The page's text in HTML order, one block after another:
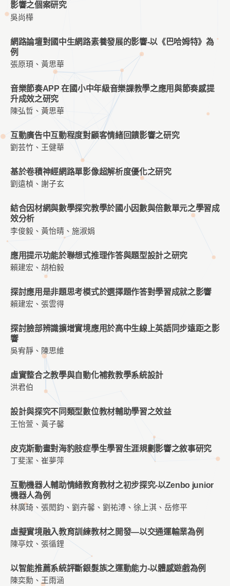
影響之個案研究
吳尚樺
網路論壇對國中生網路素養發展的影響-以《巴哈姆特》為
例
張原頊、黃思華
音樂節奏APP 在國小中年級音樂課教學之應用與節奏感提
升成效之研究
陳弘哲、黃思華
互動廣告中互動程度對顧客情緒回饋影響之研究
劉芸竹、王健華
基於卷積神經網路單影像超解析度優化之研究
劉遠楨、謝子玄
結合因材網與數學探究教學於國小因數與倍數單元之學習成
效分析
李俊毅、黃怡晴、施淑娟
應用提示功能於聯想式推理作答與題型設計之研究
賴建宏、胡柏毅
探討應用是非題思考模式於選擇題作答對學習成就之影響
賴建宏、張雲得
探討臉部辨識擴增實境應用於高中生線上英語同步遠距之影
響
吳宥靜、陳思維
虛實整合之教學與自動化補救教學系統設計
洪君伯
設計與探究不同類型數位教材輔助學習之效益
王怡萱、黃子馨
皮克斯動畫對海豹肢症學生學習生涯規劃影響之敘事研究
丁斐潔、崔夢萍
互動機器人輔助情緒教育教材之初步探究-以Zenbo junior
機器人為例
林廣琦、張閎鈞、劉卉馨、劉祐溥、徐上淇、岳修平
虛擬實境融入教育訓練教材之開發—以交通運輸業為例
陳亭妏、張循鋰
以智能推薦系統評斷銀髮族之運動能力-以體感遊戲為例
陳奕勳、王雨涵